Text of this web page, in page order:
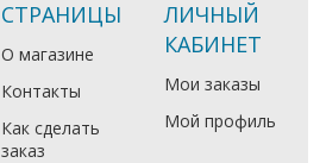
СТРАНИЦЫ
О магазине
Контакты
Как сделать
заказ
ЛИЧНЫЙ
КАБИНЕТ
Мои заказы
Мой профиль